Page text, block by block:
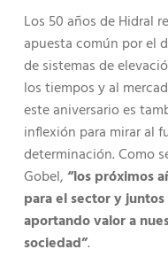
Los 50 años de Hidral
apuesta común por el
de sistemas de
los tiempos y al
este aniversario es
inflexión para mirar al
determinación. Como
Gobel,“los próximos
para el sector y
aportando valor a
sociedad”.